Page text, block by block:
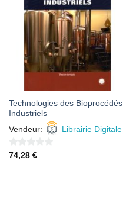
AJOUTER
À MES
FAVORIS
Technologies des Bioprocédés
Industriels
Vendeur:
Librairie Digitale
0
74,28 €